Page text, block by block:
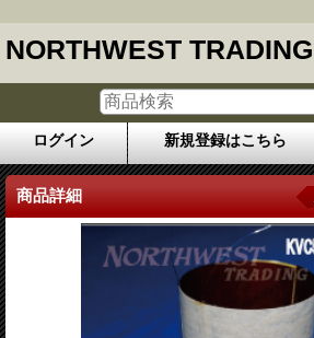
NORTHWEST TRADING
ログイン 新規登録はこちら
商品詳細